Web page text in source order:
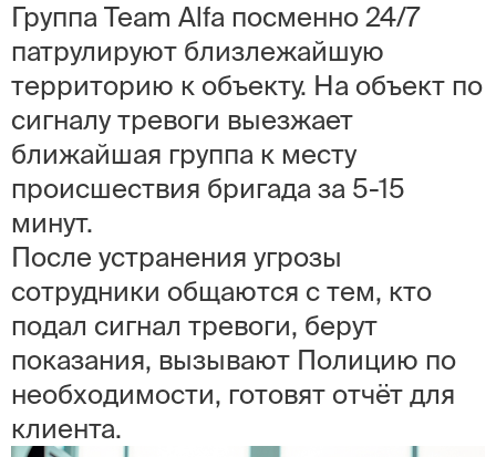
Группа Team Alfa посменно 24/7
патрулируют близлежайшую
территорию к объекту. На объект по
сигналу тревоги выезжает
ближайшая группа к месту
происшествия бригада за 5-15
минут.
После устранения угрозы
сотрудники общаются с тем, кто
подал сигнал тревоги, берут
показания, вызывают Полицию по
необходимости, готовят отчёт для
клиента.